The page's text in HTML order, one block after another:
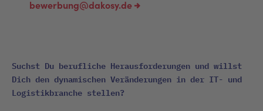
bewerbung@dakosy.de
Suchst Du berufliche Herausforderungen und willst
Dich den dynamischen Veränderungen in der IT- und
Logistikbranche stellen?